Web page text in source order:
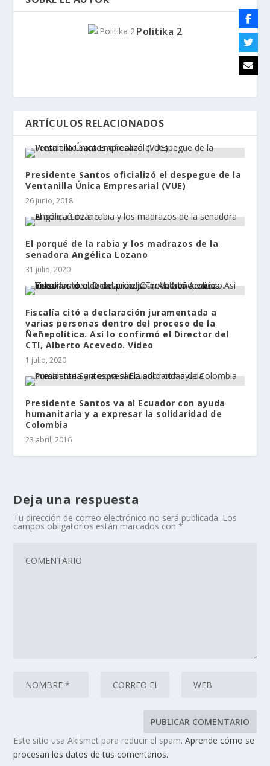
Politika 2
ARTÍCULOS RELACIONADOS
Presidente Santos oficializó el despegue de la
Ventanilla Única Empresarial (VUE)
26 junio, 2018
El porqué de la rabia y los madrazos de la
senadora Angélica Lozano
31 julio, 2020
Fiscalía citó a declaración juramentada a
varias personas dentro del proceso de la
Ñeñepolítica. Así lo confirmó el Director del
CTI, Alberto Acevedo. Video
1 julio, 2020
Presidente Santos va al Ecuador con ayuda
humanitaria y a expresar la solidaridad de
Colombia
23 abril, 2016
Deja una respuesta
Tu dirección de correo electrónico no será publicada. Los
campos obligatorios están marcados con*
Este sitio usa Akismet para reducir el spam.Aprende cómo se
procesan los datos de tus comentarios.